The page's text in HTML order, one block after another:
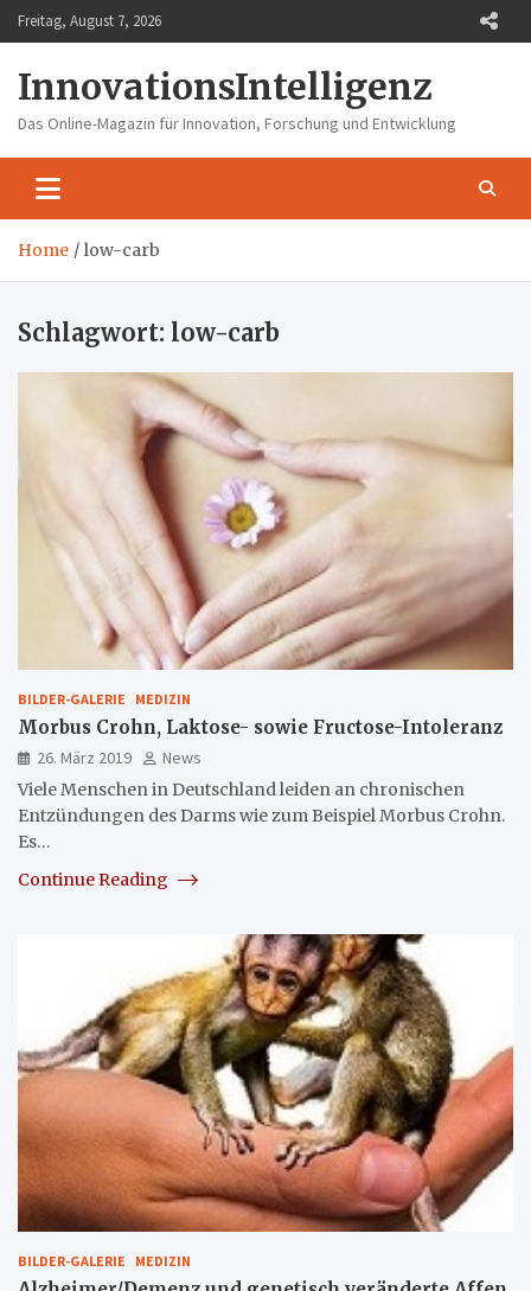
Skip
to
Freitag, August 7, 2026
InnovationsIntelligenz
Das Online-Magazin für Innovation, Forschung und Entwicklung
Home low-carb
Schlagwort: low-carb
BILDER-GALERIE MEDIZIN
Morbus Crohn, Laktose- sowie Fructose-Intoleranz
26. März 2019
News
Viele Menschen in Deutschland leiden an chronischen
Entzündungen des Darms wie zum Beispiel Morbus Crohn.
Es…
Continue Reading
BILDER-GALERIE MEDIZIN